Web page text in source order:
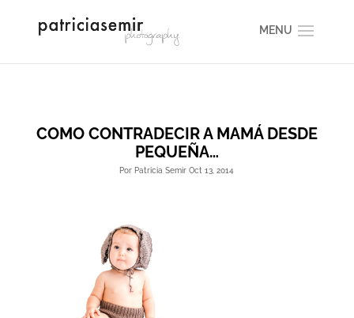
COMO CONTRADECIR A MAMÁ DESDE
PEQUEÑA…
Por Patricia Semir Oct 13, 2014